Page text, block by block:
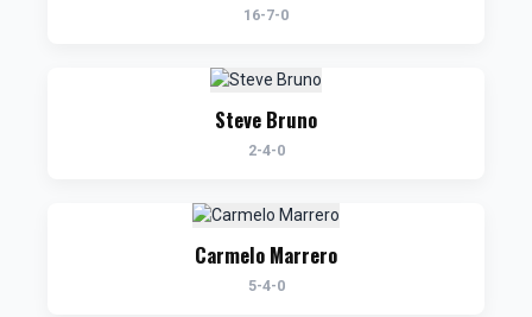
16-7-0
Steve Bruno
2-4-0
Carmelo Marrero
5-4-0